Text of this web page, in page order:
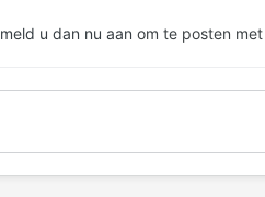
meld u dan nu aan om te posten